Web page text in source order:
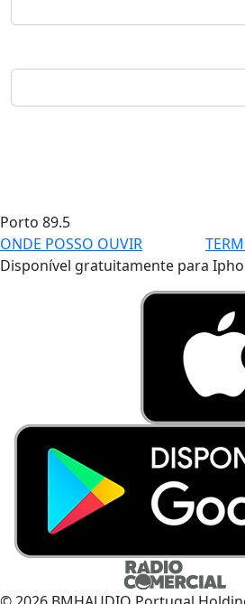
Porto 89.5
ONDE POSSO OUVIR
Disponível gratuitamente para